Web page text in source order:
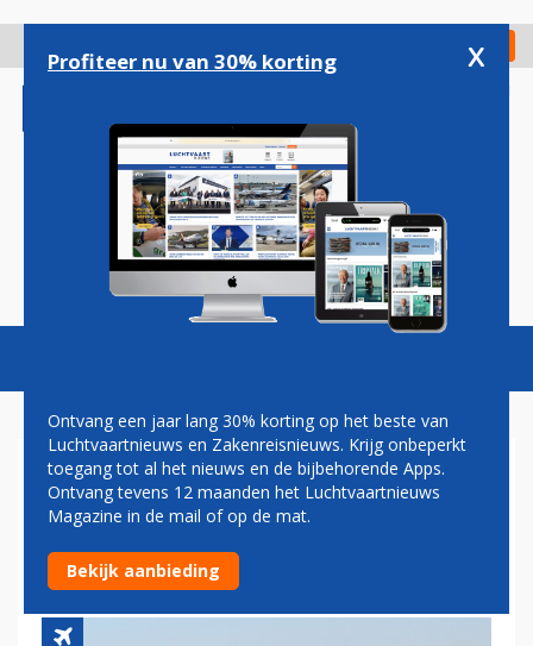
gaan
Check in
Magazine Podcasts Vacatures
SUNCLASS AIRLINES
ONTVANGT EERSTE AIRBUS
A321NEO
Profiteer nu van 30% korting x
Ontvang een jaar lang 30% korting op het beste van
Luchtvaartnieuws en Zakenreisnieuws. Krijg onbeperkt
toegang tot al het nieuws en de bijbehorende Apps.
Ontvang tevens 12 maanden het Luchtvaartnieuws
Magazine in de mail of op de mat.
Bekijk aanbieding